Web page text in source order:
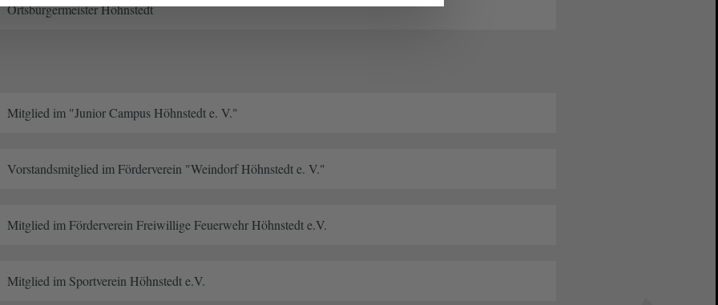
Ortsbürgermeister Höhnstedt
Mitglied im "Junior Campus Höhnstedt e. V."
Vorstandsmitglied im Förderverein "Weindorf Höhnstedt e. V."
Mitglied im Förderverein Freiwillige Feuerwehr Höhnstedt e.V.
Mitglied im Sportverein Höhnstedt e.V.